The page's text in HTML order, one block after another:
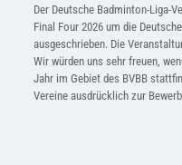
Der Deutsche Badminton-Liga-
Final Four 2026 um die
ausgeschrieben. Die
Wir würden uns sehr freuen,
Jahr im Gebiet des BVBB
Vereine ausdrücklich zur